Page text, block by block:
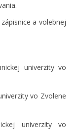
a volebnej
univerzity vo
vo Zvolene
univerzity vo